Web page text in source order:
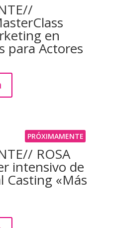
en
para Actores
PRÓXIMAMENTE
ROSA
intensivo de
Casting «Más